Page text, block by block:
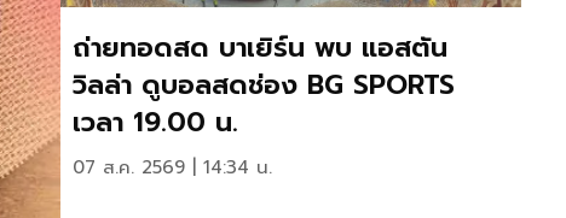
ถ่ายทอดสด บาเยิร์น พบ แอสตัน
วิลล่า ดูบอลสดช่อง BG SPORTS
เวลา 19.00 น.
07 ส.ค. 2569 | 14:34 น.